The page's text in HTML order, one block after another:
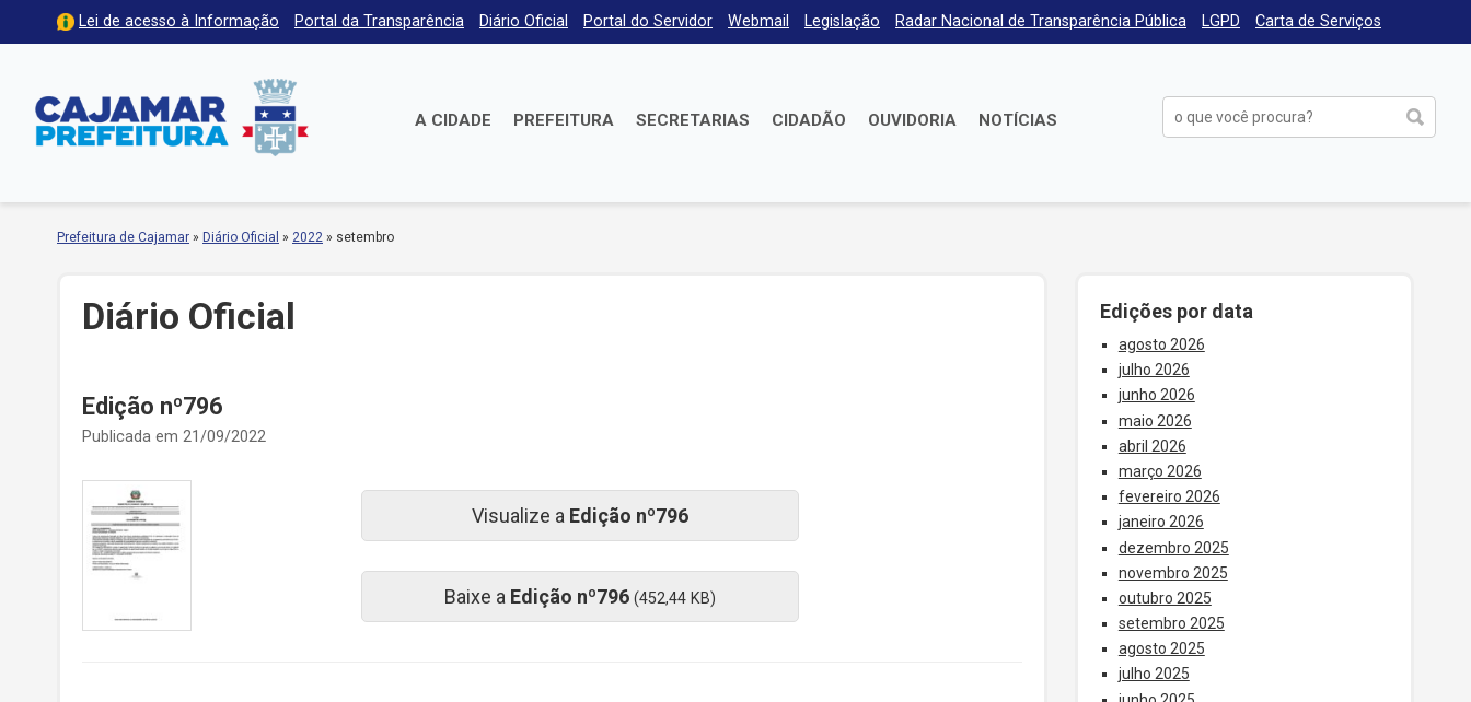
Lei de acesso à Informação Portal da Transparência Diário Oficial Portal do Servidor Webmail Legislação Radar Nacional de Transparência Pública LGPD Carta de Serviços
A CIDADE PREFEITURA SECRETARIAS CIDADÃO OUVIDORIA NOTÍCIAS
Prefeitura de Cajamar » Diário Oficial » 2022 » setembro
Diário Oficial
Edição nº796
Publicada em 21/09/2022
Visualize a Edição nº796
Baixe a Edição nº796 (452,44 KB)
Edições por data
agosto 2026
julho 2026
junho 2026
maio 2026
abril 2026
março 2026
fevereiro 2026
janeiro 2026
dezembro 2025
novembro 2025
outubro 2025
setembro 2025
agosto 2025
julho 2025